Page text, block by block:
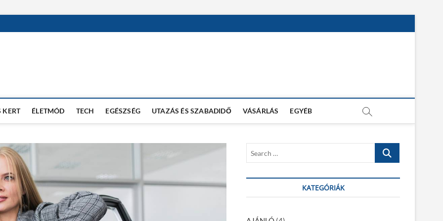
KERT ÉLETMÓD TECH EGÉSZSÉG UTAZÁS ÉS SZABADIDŐ VÁSÁRLÁS EGYÉB
r
KATEGÓRIÁK